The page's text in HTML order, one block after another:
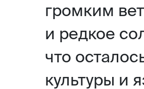
громким
и редкое
что
культуры и